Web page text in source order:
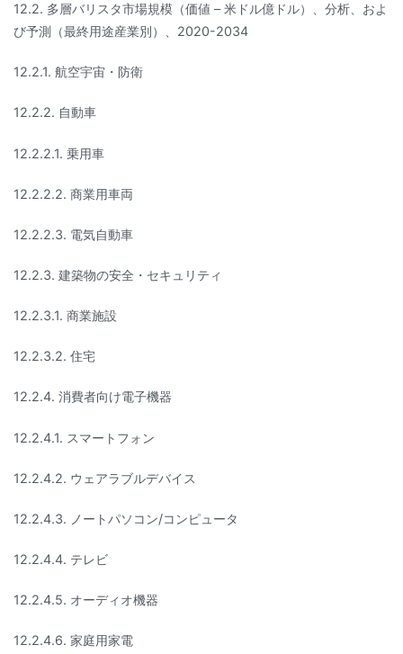
12.2. 多層バリスタ市場規模（価値 – 米ドル億ドル）、分析、およ
び予測（最終用途産業別）、2020-2034
12.2.1. 航空宇宙・防衛
12.2.2. 自動車
12.2.2.1. 乗用車
12.2.2.2. 商業用車両
12.2.2.3. 電気自動車
12.2.3. 建築物の安全・セキュリティ
12.2.3.1. 商業施設
12.2.3.2. 住宅
12.2.4. 消費者向け電子機器
12.2.4.1. スマートフォン
12.2.4.2. ウェアラブルデバイス
12.2.4.3. ノートパソコン/コンピュータ
12.2.4.4. テレビ
12.2.4.5. オーディオ機器
12.2.4.6. 家庭用家電